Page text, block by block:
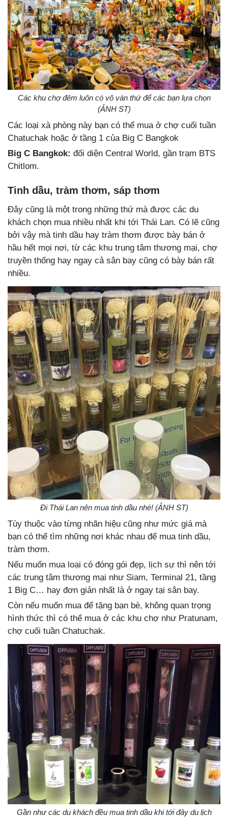
Các khu chợ đêm luôn có vô vàn thứ để các bạn lựa chọn
(ẢNH ST)
Các loại xà phòng này bạn có thể mua ở chợ cuối tuần
Chatuchak hoặc ở tầng 1 của Big C Bangkok
Big C Bangkok: đối diện Central World, gần trạm BTS
Chitlom.
Tinh dầu, tràm thơm, sáp thơm
Đây cũng là một trong những thứ mà được các du
khách chọn mua nhiều nhất khi tới Thái Lan. Có lẽ cũng
bởi vậy mà tinh dầu hay tràm thơm được bày bán ở
hầu hết mọi nơi, từ các khu trung tâm thương mại, chợ
truyền thống hay ngay cả sân bay cũng có bày bán rất
nhiều.
Đi Thái Lan nên mua tinh dầu nhé! (ẢNH ST)
Tùy thuộc vào từng nhãn hiệu cũng như mức giá mà
bạn có thể tìm những nơi khác nhau để mua tinh dầu,
tràm thơm.
Nếu muốn mua loại có đóng gói đẹp, lịch sự thì nên tới
các trung tâm thương mại như Siam, Terminal 21, tầng
1 Big C… hay đơn giản nhất là ở ngay tại sân bay.
Còn nếu muốn mua để tặng bạn bè, không quan trọng
hình thức thì có thể mua ở các khu chợ như Pratunam,
chợ cuối tuần Chatuchak.
Gần như các du khách đều mua tinh dầu khi tới đây du lịch